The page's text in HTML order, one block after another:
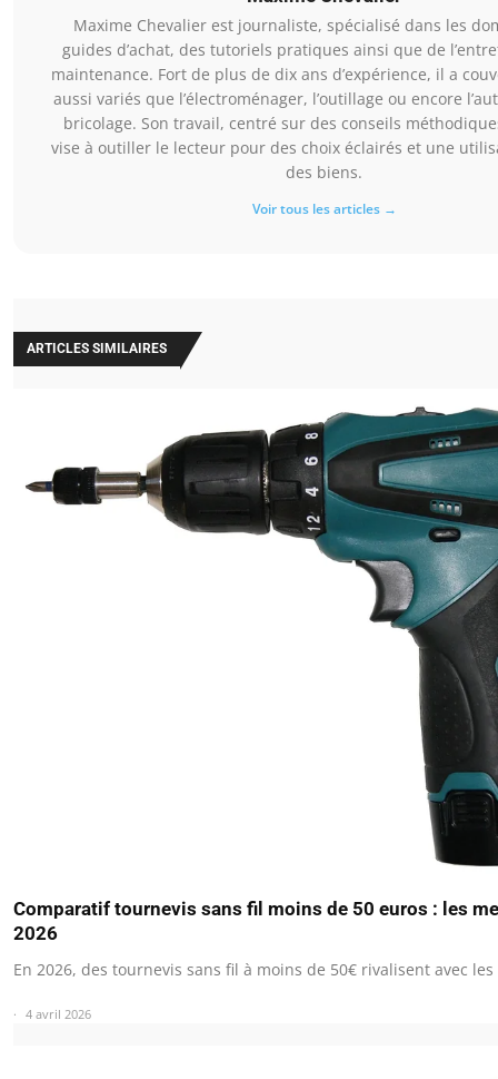
Maxime Chevalier est journaliste, spécialisé dans les
guides d’achat, des tutoriels pratiques ainsi que de
maintenance. Fort de plus de dix ans d’expérience, il a
aussi variés que l’électroménager, l’outillage ou encore
bricolage. Son travail, centré sur des conseils
vise à outiller le lecteur pour des choix éclairés et une
des biens.
Voir tous les articles →
ARTICLES SIMILAIRES
Comparatif tournevis sans fil moins de 50 euros : les
2026
En 2026, des tournevis sans fil à moins de 50€ rivalisent avec
4 avril 2026